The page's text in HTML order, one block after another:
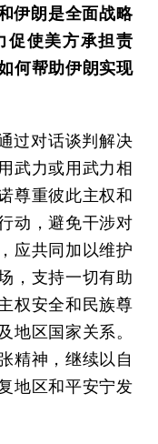
伊朗是全面战略
促使美方承担责
何帮助伊朗实现
过对话谈判解决
武力或用武力相
尊重彼此主权和
动，避免干涉对
应共同加以维护
，支持一切有助
权安全和民族尊
地区国家关系。
精神，继续以自
地区和平安宁发